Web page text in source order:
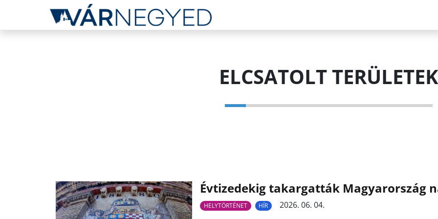
ELCSATOLT TERÜLETEK
Évtizedekig takargatták Magyarország
HELYTÖRTÉNET HÍR
2026. 06. 04.